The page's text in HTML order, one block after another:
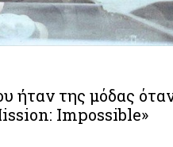
ήταν της μόδας
Impossible»